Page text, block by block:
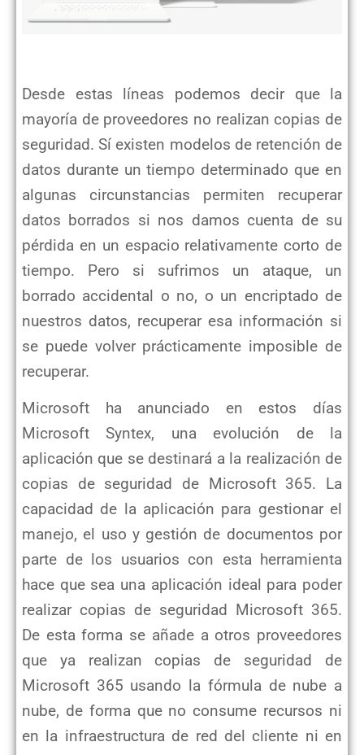
Desde estas líneas podemos decir que la
mayoría de proveedores no realizan copias de
seguridad. Sí existen modelos de retención de
datos durante un tiempo determinado que en
algunas circunstancias permiten recuperar
datos borrados si nos damos cuenta de su
pérdida en un espacio relativamente corto de
tiempo. Pero si sufrimos un ataque, un
borrado accidental o no, o un encriptado de
nuestros datos, recuperar esa información si
se puede volver prácticamente imposible de
recuperar.
Microsoft ha anunciado en estos días
Microsoft Syntex, una evolución de la
aplicación que se destinará a la realización de
copias de seguridad de Microsoft 365. La
capacidad de la aplicación para gestionar el
manejo, el uso y gestión de documentos por
parte de los usuarios con esta herramienta
hace que sea una aplicación ideal para poder
realizar copias de seguridad Microsoft 365.
De esta forma se añade a otros proveedores
que ya realizan copias de seguridad de
Microsoft 365 usando la fórmula de nube a
nube, de forma que no consume recursos ni
en la infraestructura de red del cliente ni en